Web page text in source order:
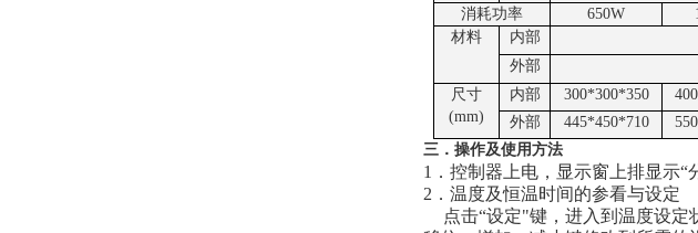
消耗功率
650W
材料
内部
外部
尺寸
(mm)
内部 300*300*350
外部
445*450*710
三． 操作及使用方法
1．控制器上电，显示窗上排显示“
2．温度及恒温时间的参看与设定
点击“设定"键，进入到温度设